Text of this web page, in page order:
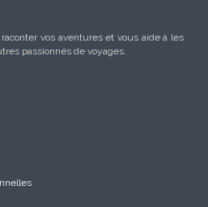
vos aventures et vous aide à les
passionnés de voyages.